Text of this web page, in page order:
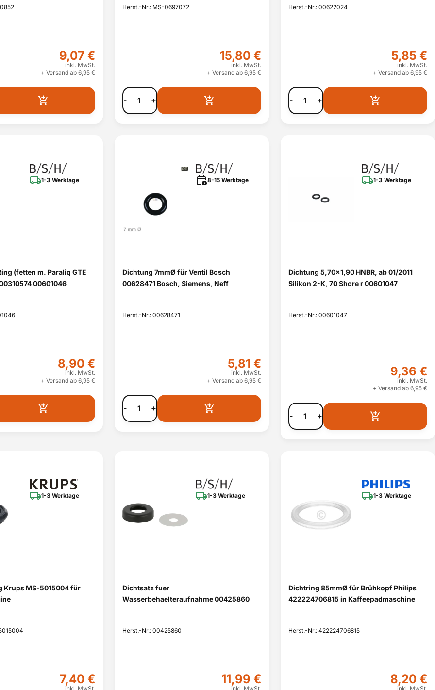
9,07 €
inkl. MwSt.
+ Versand ab 6,95 €
Herst.-Nr.: MS-0697072
15,80 €
inkl. MwSt.
+ Versand ab 6,95 €
- +
Herst.-Nr.: 00622024
5,85 €
inkl. MwSt.
+ Versand ab 6,95 €
- +
1-3 Werktage
(fetten m. Paraliq GTE
00601046
8,90 €
inkl. MwSt.
+ Versand ab 6,95 €
8-15 Werktage
Dichtung 7mmØ für Ventil Bosch
00628471 Bosch, Siemens, Neff
Herst.-Nr.: 00628471
5,81 €
inkl. MwSt.
+ Versand ab 6,95 €
- +
1-3 Werktage
Dichtung 5,70x1,90 HNBR, ab 01/2011
Silikon 2-K, 70 Shore r 00601047
Herst.-Nr.: 00601047
9,36 €
inkl. MwSt.
+ Versand ab 6,95 €
- +
1-3 Werktage
Krups MS-5015004 für
7,40 €
inkl. MwSt.
1-3 Werktage
Dichtsatz fuer
Wasserbehaelteraufnahme 00425860
Herst.-Nr.: 00425860
11,99 €
inkl. MwSt.
1-3 Werktage
Dichtring 85mmØ für Brühkopf Philips
422224706815 in Kaffeepadmaschine
Herst.-Nr.: 422224706815
8,20 €
inkl. MwSt.